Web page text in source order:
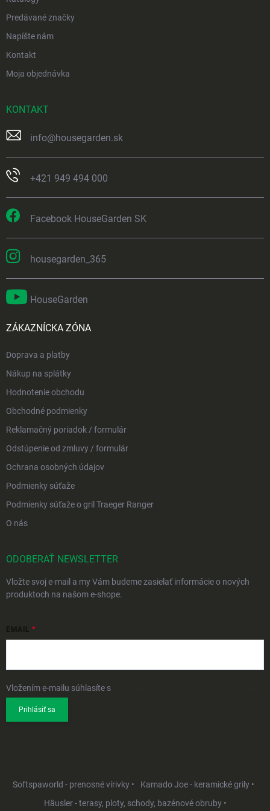
Predávané značky
Napíšte nám
Kontakt
Moja objednávka
KONTAKT
info@housegarden.sk
+421 949 494 000
Facebook HouseGarden SK
housegarden_365
HouseGarden
ZÁKAZNÍCKA ZÓNA
Doprava a platby
Nákup na splátky
Hodnotenie obchodu
Obchodné podmienky
Reklamačný poriadok / formulár
Odstúpenie od zmluvy / formulár
Ochrana osobných údajov
Podmienky súťaže
Podmienky súťaže o gril Traeger Ranger
O nás
ODOBERAŤ NEWSLETTER
Vložte svoj e-mail a my Vám budeme zasielať informácie o nových
produktoch na našom e-shope.
EMAIL
Vložením e-mailu súhlasíte s
Prihlásiť sa
Softspaworld - prenosné vírivky •
Kamado Joe - keramické grily •
Häusler - terasy, ploty, schody, bazénové obruby •